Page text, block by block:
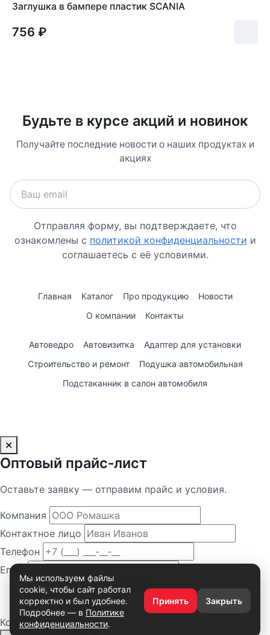
Заглушка в бампере пластик SCANIA
756 ₽
Будьте в курсе акций и новинок
Получайте последние новости о наших продуктах и
акциях
Отправляя форму, вы подтверждаете, что
ознакомлены с политикой конфиденциальности и
соглашаетесь с её условиями.
Главная Каталог Про продукцию
Новости
О компании
Контакты
Автоведро Автовизитка
Адаптер для установки
Строительство и ремонт
Подушка автомобильная
Подстаканник в салон автомобиля
Мы используем файлы
cookie, чтобы сайт работал
корректно и был удобнее.
Подробнее — в Политике
конфиденциальности.
Принять Закрыть
✕
Оптовый прайс‑лист
Оставьте заявку — отправим прайс и условия.
Компания
Контактное лицо
Телефон
Email
Комментарий